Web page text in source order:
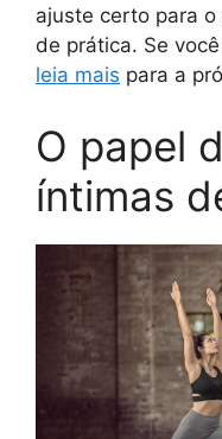
ajuste certo para
de prática. Se
leia mais para a
O papel
íntimas